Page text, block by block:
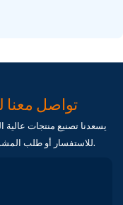
تواصل
يسعدنا تصنيع منتجات
للاستفسار أو طلب المشورة، تواصل معنا. سنبذل قصارى جهدنا لمساعدتك.